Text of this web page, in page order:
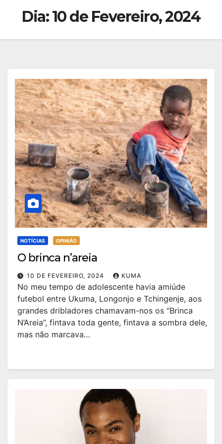
Dia:10 de Fevereiro, 2024
NOTÍCIAS OPINIÃO
O brinca n’areia
10 DE FEVEREIRO, 2024 KUMA
No meu tempo de adolescente havia amiúde
futebol entre Ukuma, Longonjo e Tchingenje, aos
grandes dribladores chamavam-nos os “Brinca
N’Areia”, fintava toda gente, fintava a sombra dele,
mas não marcava…